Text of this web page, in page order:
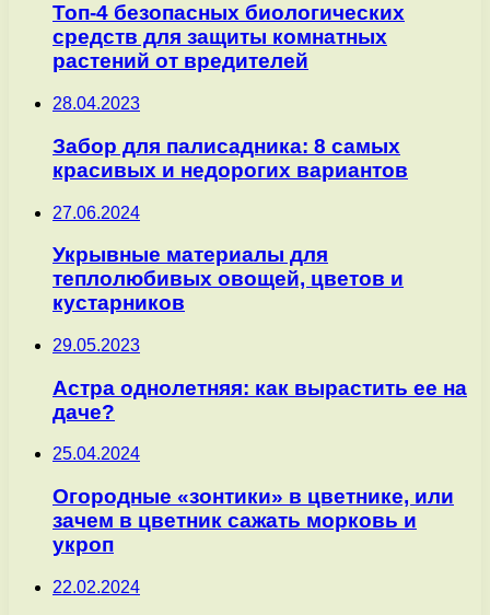
Топ-4 безопасных биологических
средств для защиты комнатных
растений от вредителей
28.04.2023
Забор для палисадника: 8 самых
красивых и недорогих вариантов
27.06.2024
Укрывные материалы для
теплолюбивых овощей, цветов и
кустарников
29.05.2023
Астра однолетняя: как вырастить ее на
даче?
25.04.2024
Огородные «зонтики» в цветнике, или
зачем в цветник сажать морковь и
укроп
22.02.2024